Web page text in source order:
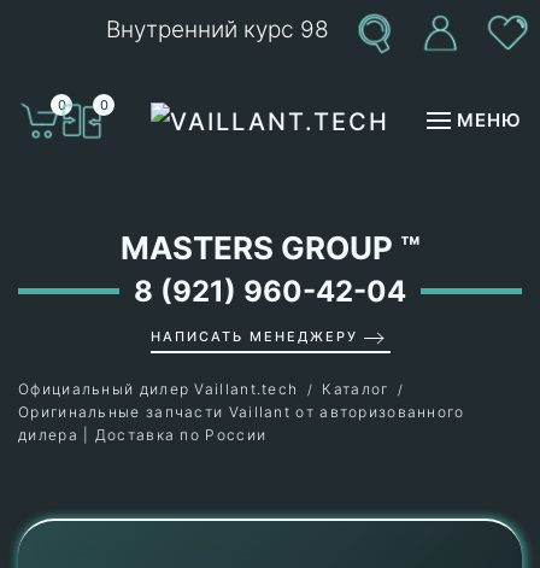
Внутренний курс 98
0 0
МЕНЮ
MASTERS GROUP ™
8 (921) 960-42-04
НАПИСАТЬ МЕНЕДЖЕРУ
Официальный дилер Vaillant.tech
Каталог
Оригинальные запчасти Vaillant от авторизованного
дилера | Доставка по России